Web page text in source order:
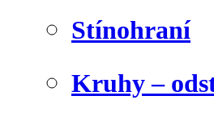
Stínohraní
Kruhy –